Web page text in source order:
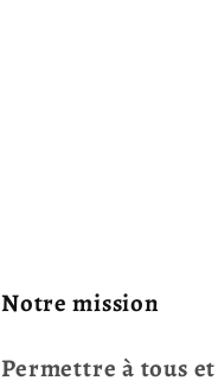
Notre mission
Permettre à tous